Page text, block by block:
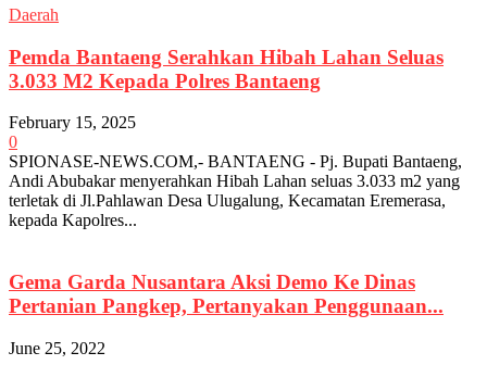
Daerah
Pemda Bantaeng Serahkan Hibah Lahan Seluas
3.033 M2 Kepada Polres Bantaeng
February 15, 2025
0
SPIONASE-NEWS.COM,- BANTAENG - Pj. Bupati Bantaeng,
Andi Abubakar menyerahkan Hibah Lahan seluas 3.033 m2 yang
terletak di Jl.Pahlawan Desa Ulugalung, Kecamatan Eremerasa,
kepada Kapolres...
Gema Garda Nusantara Aksi Demo Ke Dinas
Pertanian Pangkep, Pertanyakan Penggunaan...
June 25, 2022